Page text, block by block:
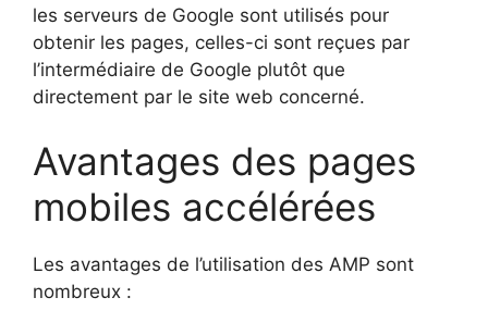
les serveurs de Google sont utilisés pour
obtenir les pages, celles-ci sont reçues par
l’intermédiaire de Google plutôt que
directement par le site web concerné.
Avantages des pages
mobiles accélérées
Les avantages de l’utilisation des AMP sont
nombreux :